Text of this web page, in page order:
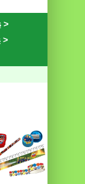
>
>